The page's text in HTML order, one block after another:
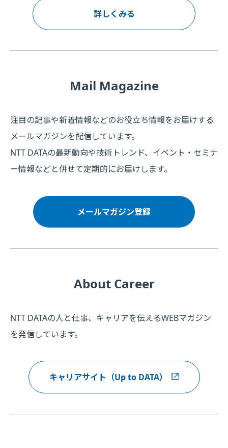
詳しくみる
Mail Magazine
注目の記事や新着情報などのお役立ち情報をお届けする
メールマガジンを配信しています。
NTT DATAの最新動向や技術トレンド、イベント・セミナ
ー情報などと併せて定期的にお届けします。
メールマガジン登録
About Career
NTT DATAの人と仕事、キャリアを伝えるWEBマガジン
を発信しています。
キャリアサイト（Up to DATA）